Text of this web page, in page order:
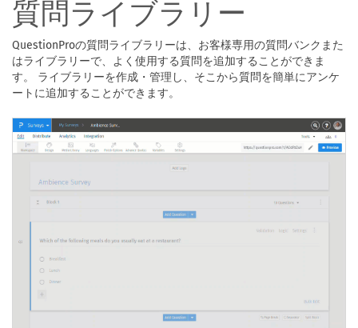
質問ライブラリー
QuestionProの質問ライブラリーは、お客様専用の質問バンクまた
はライブラリーで、よく使用する質問を追加することができま
す。 ライブラリーを作成・管理し、そこから質問を簡単にアンケ
ートに追加することができます。